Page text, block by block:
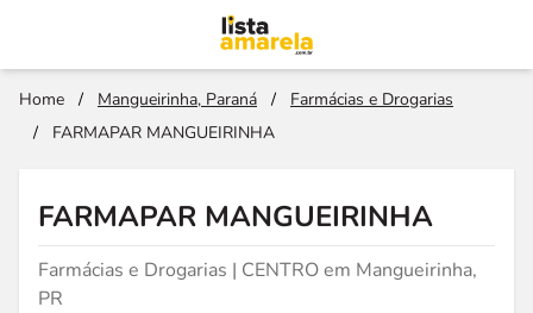
Home / Mangueirinha, Paraná /
Farmácias e Drogarias
/
FARMAPAR MANGUEIRINHA
FARMAPAR MANGUEIRINHA
Farmácias e Drogarias | CENTRO em Mangueirinha,
PR